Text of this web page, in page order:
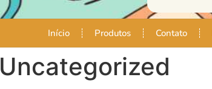
Início Produtos Contato
Uncategorized